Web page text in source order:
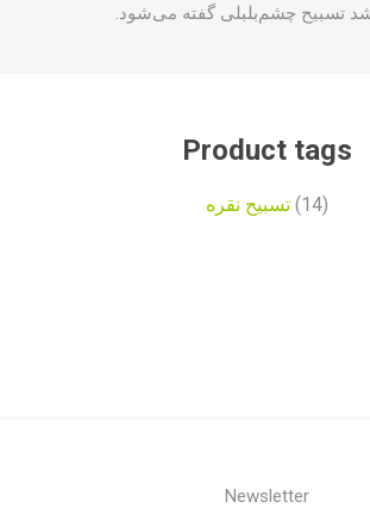
تسبیح چشم‌بلبلی گفته می‌شود.
Product tags
تسبیح نقره (14)
Newsletter